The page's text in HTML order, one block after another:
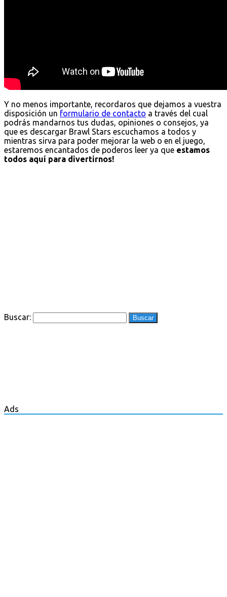
Y no menos importante, recordaros que dejamos a vuestra
disposición un formulario de contacto a través del cual
podrás mandarnos tus dudas, opiniones o consejos, ya
que es descargar Brawl Stars escuchamos a todos y
mientras sirva para poder mejorar la web o en el juego,
estaremos encantados de poderos leer ya que estamos
todos aquí para divertirnos!
Buscar:
Ads